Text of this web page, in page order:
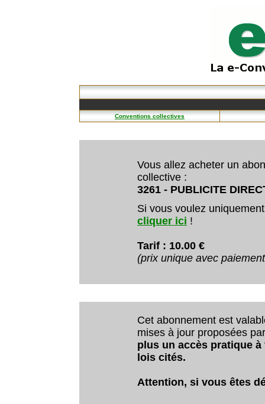
Conventions collectives
Vous allez acheter un
collective :
3261 - PUBLICITE
Si vous voulez
cliquer ici !
Tarif : 10.00 €
(prix unique avec
Cet abonnement est
mises à jour proposées
plus un accès pratique
lois cités.
Attention, si vous êtes